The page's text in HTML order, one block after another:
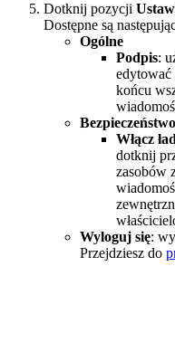
Dotknij pozycji
Dostępne są
Ogólne
Podpis:
edytować
końcu
Bezpieczeństwo
Włącz
dotknij
zasobów
Wyloguj się:
Przejdziesz do